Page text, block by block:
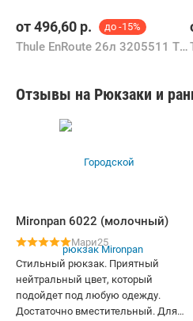
от496,60 р. до -15%
Thule EnRoute 26л 3205511 TEBP5316PY (желтый)
Отзывы на Рюкзаки и
Mironpan 6022 (молочный)
Мари25
Стильный рюкзак. Приятный
нейтральный цвет, который
подойдет под любую одежду.
Достаточно вместительный. Для